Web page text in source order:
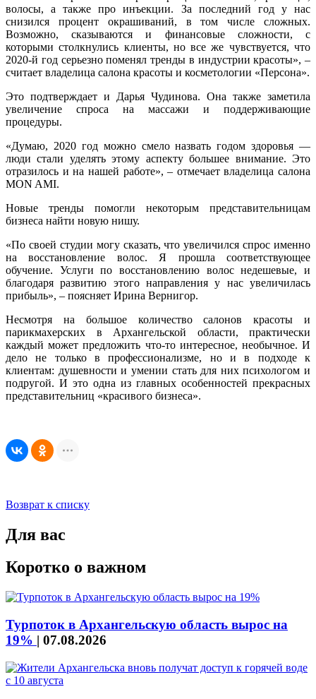
волосы, а также про инъекции. За последний год у нас
снизился процент окрашиваний, в том числе сложных.
Возможно, сказываются и финансовые сложности, с
которыми столкнулись клиенты, но все же чувствуется, что
2020-й год серьезно поменял тренды в индустрии красоты», –
считает владелица салона красоты и косметологии «Персона».
Это подтверждает и Дарья Чудинова. Она также заметила
увеличение спроса на массажи и поддерживающие
процедуры.
«Думаю, 2020 год можно смело назвать годом здоровья —
люди стали уделять этому аспекту большее внимание. Это
отразилось и на нашей работе», – отмечает владелица салона
MON AMI.
Новые тренды помогли некоторым представительницам
бизнеса найти новую нишу.
«По своей студии могу сказать, что увеличился спрос именно
на восстановление волос. Я прошла соответствующее
обучение. Услуги по восстановлению волос недешевые, и
благодаря развитию этого направления у нас увеличилась
прибыль», – поясняет Ирина Вернигор.
Несмотря на большое количество салонов красоты и
парикмахерских в Архангельской области, практически
каждый может предложить что-то интересное, необычное. И
дело не только в профессионализме, но и в подходе к
клиентам: душевности и умении стать для них психологом и
подругой. И это одна из главных особенностей прекрасных
представительниц «красивого бизнеса».
Возврат к списку
Для вас
Коротко о важном
Турпоток в Архангельскую область вырос на
19% | 07.08.2026